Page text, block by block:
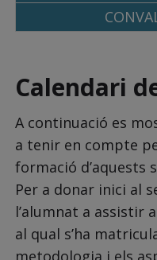
Calendari
A continuació es
a tenir en compte
formació d’aquests
Per a donar inici al
l’alumnat a assistir
al qual s’ha
metodologia i els